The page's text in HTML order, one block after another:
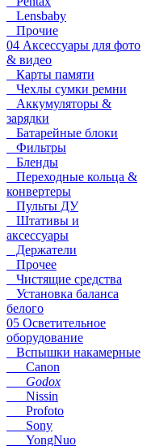
Lensbaby
Прочие
04 Аксессуары для фото
& видео
Карты памяти
Чехлы сумки ремни
Аккумуляторы &
зарядки
Батарейные блоки
Фильтры
Бленды
Переходные кольца &
конвертеры
Пульты ДУ
Штативы и
аксессуары
Держатели
Прочее
Чистящие средства
Установка баланса
белого
05 Осветительное
оборудование
Вспышки накамерные
Canon
Godox
Nissin
Profoto
Sony
YongNuo